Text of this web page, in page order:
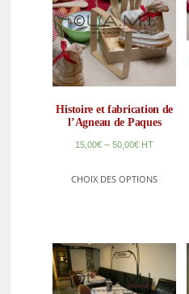
Histoire et fabrication de
l’Agneau de Paques
15,00€ –50,00€ HT
CHOIX DES OPTIONS